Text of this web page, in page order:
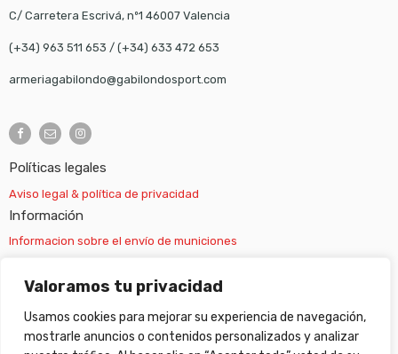
Valoramos tu privacidad
Usamos cookies para mejorar su experiencia de navegación,
mostrarle anuncios o contenidos personalizados y analizar
C/ Carretera Escrivá, nº1 46007 Valencia
(+34) 963 511 653 / (+34) 633 472 653
armeriagabilondo@gabilondosport.com
Políticas legales
Aviso legal & política de privacidad
Información
Informacion sobre el envío de municiones
Información sobre el envío de armas
Cambios y devoluciones